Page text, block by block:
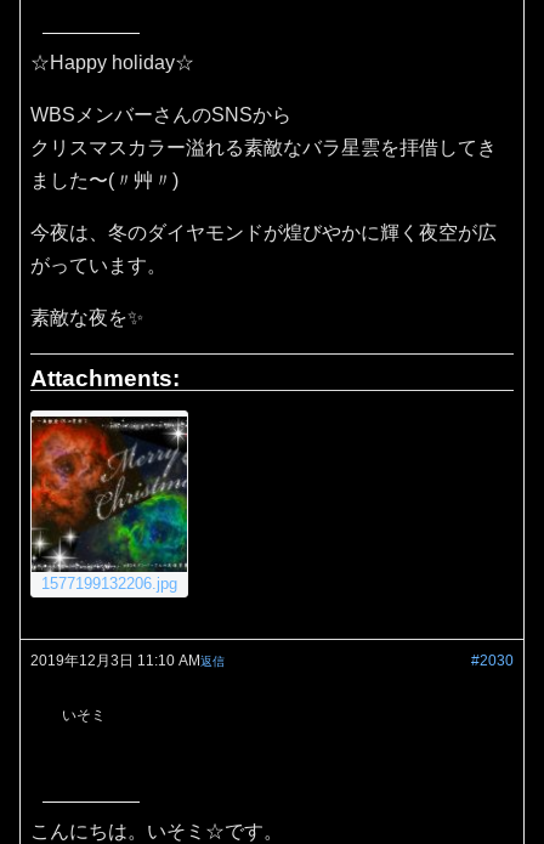
☆Happy holiday☆
WBSメンバーさんのSNSから
クリスマスカラー溢れる素敵なバラ星雲を拝借してき
ました〜(〃艸〃)
今夜は、冬のダイヤモンドが煌びやかに輝く夜空が広
がっています。
素敵な夜を✨
Attachments:
1577199132206.jpg
2019年12月3日 11:10 AM #2030
返信
いそミ
こんにちは。いそミ☆です。